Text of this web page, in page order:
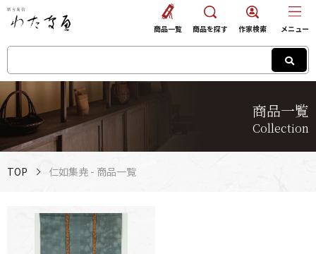
商品一覧
Collection
商品一覧 商品を探す 作家検索 メニュー
TOP 仁如集尭 - 商品一覧